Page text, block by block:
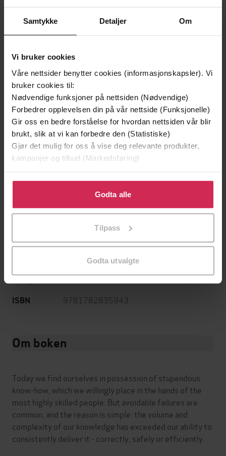
Samtykke Detaljer Om
Vi bruker cookies
Våre nettsider benytter cookies (informasjonskapsler). Vi
bruker cookies til:
Nødvendige funksjoner på nettsiden (Nødvendige)
Forbedrer opplevelsen din på vår nettside (Funksjonelle)
Gir oss en bedre forståelse for hvordan nettsiden vår blir
brukt, slik at vi kan forbedre den (Statistiske)
Gjør det mulig for oss å vise deg relevante produkter,
kampanjer og tilbud (Markedsføring)
Klikk på «Godta alle» for å gi oss ditt samtykke til å
bruke cookies for alle disse formålene. Du kan også
tilpasse ditt samtykke til spesifikke formål ved å klikke
Godta alle
Tilpass
Godta utvalgte
Better
Atul Gawande
Being Mortal
Atul Gawande
Undertittel How to Get Things Right
Forfattere Atul Gawande(forfatter),John Bedford
Lloyd(innleser)
Forlag Profile Audio
Utgitt 07.02.2019
Lengde 6:09
Format mp3
Kun app
ISBN 9781782835943
Om boken
Today we find ourselves in possession of stupendous
know-how, which we willingly place in the hands of the
most highly skilled people. But avoidable failures are
common, and the reason is simple: the volume and
complexity of our knowledge has exceeded our ability to
consistently deliver it - correctly, safely or efficiently.